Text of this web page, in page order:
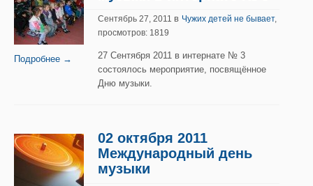
Подробнее →
Сентябрь 27, 2011 в Чужих детей не бывает,
просмотров: 1819
27 Сентября 2011 в интернате № 3
состоялось мероприятие, посвящённое
Дню музыки.
02 октября 2011
Международный день
музыки